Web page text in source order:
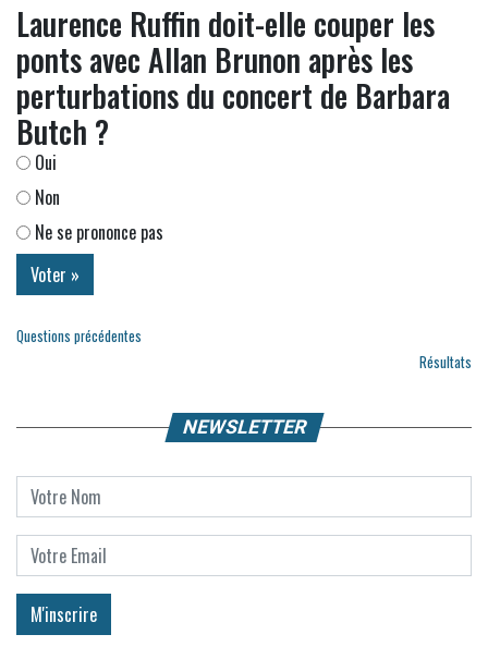
Laurence Ruffin doit-elle couper les
ponts avec Allan Brunon après les
perturbations du concert de Barbara
Butch ?
Oui
Non
Ne se prononce pas
Questions précédentes
Résultats
NEWSLETTER